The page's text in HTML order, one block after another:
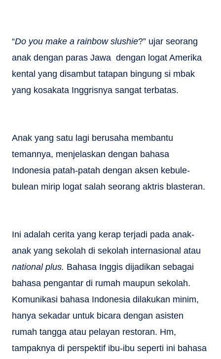
“Do you make a rainbow slushie?” ujar seorang
anak dengan paras Jawa dengan logat Amerika
kental yang disambut tatapan bingung si mbak
yang kosakata Inggrisnya sangat terbatas.
Anak yang satu lagi berusaha membantu
temannya, menjelaskan dengan bahasa
Indonesia patah-patah dengan aksen kebule-
bulean mirip logat salah seorang aktris blasteran.
Ini adalah cerita yang kerap terjadi pada anak-
anak yang sekolah di sekolah internasional atau
national plus. Bahasa Inggis dijadikan sebagai
bahasa pengantar di rumah maupun sekolah.
Komunikasi bahasa Indonesia dilakukan minim,
hanya sekadar untuk bicara dengan asisten
rumah tangga atau pelayan restoran. Hm,
tampaknya di perspektif ibu-ibu seperti ini bahasa